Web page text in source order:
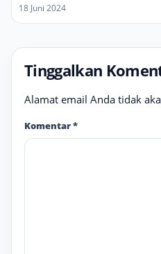
18 Juni 2024
Tinggalkan
Alamat email Anda tidak
Komentar*